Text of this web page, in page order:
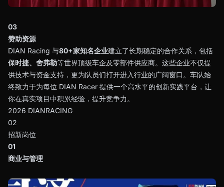
03
赞助资源
DIAN Racing 与80+家知名企业建立了长期稳定的合作关系，包括
保时捷、舍弗勒等世界顶级车企及零部件供应商。这些企业不仅提
供技术与资金支持，更为队员们打开进入行业的广阔窗口。车队始
终致力于为每位 DIAN Racer 提供一个高水平的创新实践平台，让
你在真实项目中积累经验，提升竞争力。
2026 DIANRACING
02
招新岗位
01
商业与管理